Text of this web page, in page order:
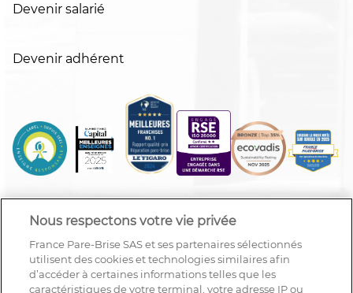
Devenir salarié
Devenir adhérent
Nous respectons votre vie privée
France Pare-Brise SAS et ses partenaires sélectionnés
utilisent des cookies et technologies similaires afin
d’accéder à certaines informations telles que les
caractéristiques de votre terminal, votre adresse IP ou